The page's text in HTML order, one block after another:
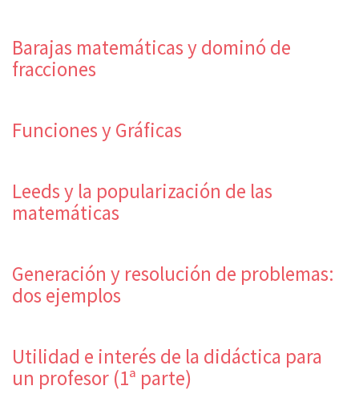
Barajas matemáticas y dominó de
fracciones
Funciones y Gráficas
Leeds y la popularización de las
matemáticas
Generación y resolución de problemas:
dos ejemplos
Utilidad e interés de la didáctica para
un profesor (1ª parte)